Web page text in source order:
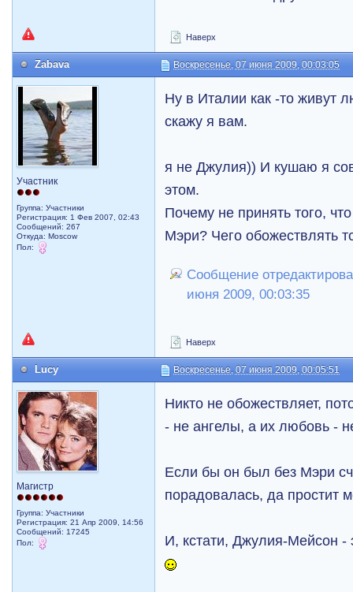
Наверх
Zabava Воскресенье, 07 июня 2009, 00:03:05
Участник
Группа: Участники
Регистрация: 1 Фев 2007, 02:43
Сообщений: 267
Откуда: Moscow
Пол:
Ну в Италии как -то живут
скажу я вам.
я не Джулия)) И кушаю я
этом.
Почему не принять того,
Мэри? Чего обожествлять
Сообщение
июня 2009, 00:03:35
Наверх
Lucy Воскресенье, 07 июня 2009, 00:05:51
Магистр
Группа: Участники
Регистрация: 21 Апр 2009, 14:56
Сообщений: 17245
Пол:
Никто не обожествляет,
- не ангелы, а их любовь -
Если бы он был без Мэри
порадовалась, да простит
И, кстати, Джулия-Мейсон